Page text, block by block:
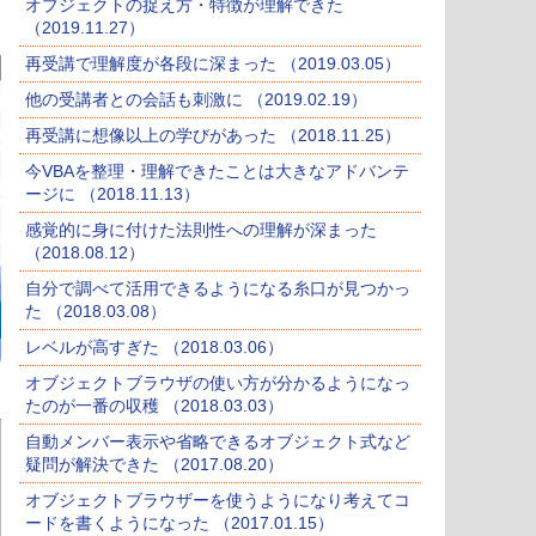
オブジェクトの捉え方・特徴が理解できた
（2019.11.27）
再受講で理解度が各段に深まった （2019.03.05）
他の受講者との会話も刺激に （2019.02.19）
再受講に想像以上の学びがあった （2018.11.25）
今VBAを整理・理解できたことは大きなアドバンテ
ージに （2018.11.13）
感覚的に身に付けた法則性への理解が深まった
（2018.08.12）
自分で調べて活用できるようになる糸口が見つかっ
た （2018.03.08）
レベルが高すぎた （2018.03.06）
オブジェクトブラウザの使い方が分かるようになっ
たのが一番の収穫 （2018.03.03）
自動メンバー表示や省略できるオブジェクト式など
疑問が解決できた （2017.08.20）
オブジェクトブラウザーを使うようになり考えてコ
ードを書くようになった （2017.01.15）